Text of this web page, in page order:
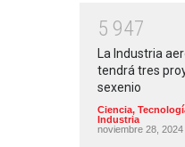
5 947
La Industria
tendrá tres
sexenio
Ciencia,
Industria
noviembre 28, 2024